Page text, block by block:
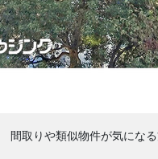
間取りや類似物件が気にな